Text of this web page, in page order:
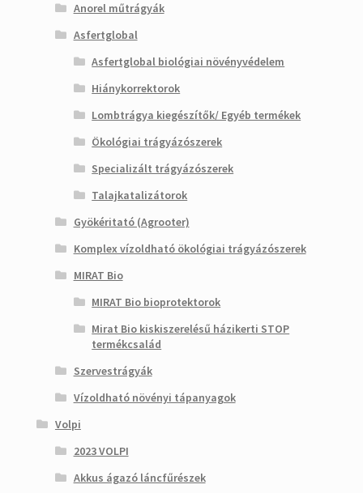
Anorel műtrágyák
Asfertglobal
Asfertglobal biológiai növényvédelem
Hiánykorrektorok
Lombtrágya kiegészítők/ Egyéb termékek
Ökológiai trágyázószerek
Specializált trágyázószerek
Talajkatalizátorok
Gyökéritató (Agrooter)
Komplex vízoldható ökológiai trágyázószerek
MIRAT Bio
MIRAT Bio bioprotektorok
Mirat Bio kiskiszerelésű házikerti STOP
termékcsalád
Szervestrágyák
Vízoldható növényi tápanyagok
Volpi
2023 VOLPI
Akkus ágazó láncfűrészek